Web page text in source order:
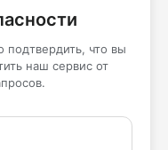
подтвердить, что вы
наш сервис от